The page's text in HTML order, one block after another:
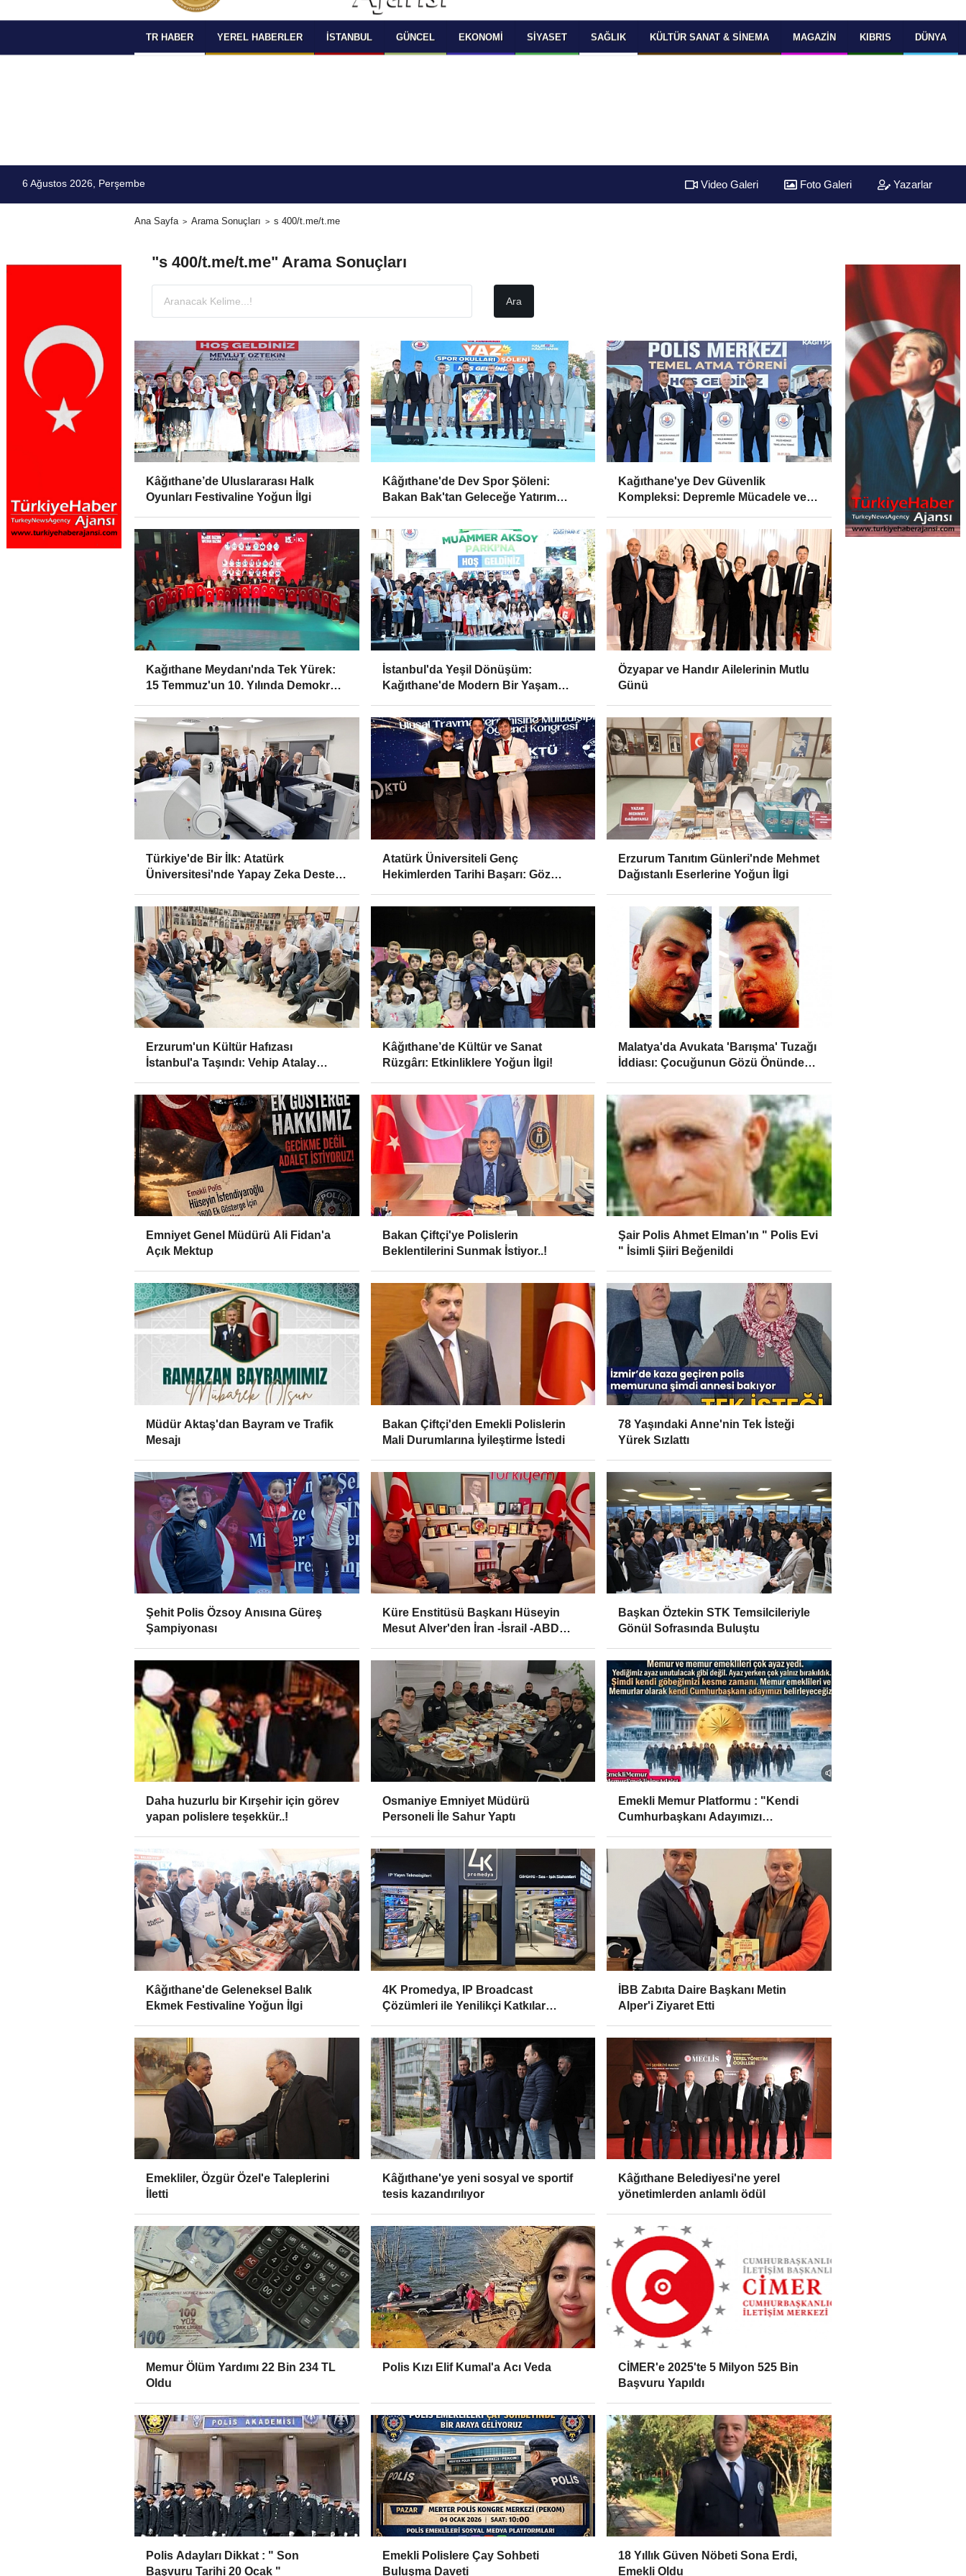
SELECT LANGUAGE YOU WOULD TO READ
OKUMAK İSTEDİĞİNİZ DİLİ SEÇİNİZ
Powered by
Translate
TR HABER YEREL HABERLER İSTANBUL GÜNCEL EKONOMI SIYASET SAĞLIK KÜLTÜR SANAT & SINEMA MAGAZIN KIBRIS DÜNYA
6 Ağustos 2026, Perşembe Video Galeri Foto Galeri Yazarlar
Ana Sayfa Arama Sonuçları s 400/t.me/t.me
"s 400/t.me/t.me" Arama Sonuçları
Kâğıthane’de Uluslararası Halk
Oyunları Festivaline Yoğun İlgi
Kâğıthane'de Dev Spor Şöleni:
Bakan Bak'tan Geleceğe Yatırım
Kağıthane'ye Dev Güvenlik
Kompleksi: Depremle Mücadele ve
Kağıthane Meydanı'nda Tek Yürek:
15 Temmuz'un 10. Yılında Demokrasi
İstanbul'da Yeşil Dönüşüm:
Kağıthane'de Modern Bir Yaşam
Özyapar ve Handır Ailelerinin Mutlu
Günü
Türkiye'de Bir İlk: Atatürk
Üniversitesi'nde Yapay Zeka Destekli
Atatürk Üniversiteli Genç
Hekimlerden Tarihi Başarı: Göz
Erzurum Tanıtım Günleri'nde Mehmet
Dağıstanlı Eserlerine Yoğun İlgi
Erzurum'un Kültür Hafızası
İstanbul'a Taşındı: Vehip Atalay
Damga Vurdu
Kâğıthane’de Kültür ve Sanat
Rüzgârı: Etkinliklere Yoğun İlgi!
Malatya'da Avukata 'Barışma' Tuzağı
İddiası: Çocuğunun Gözü Önünde
Emniyet Genel Müdürü Ali Fidan'a
Açık Mektup
Bakan Çiftçi'ye Polislerin
Beklentilerini Sunmak İstiyor..!
Şair Polis Ahmet Elman'ın " Polis Evi
" İsimli Şiiri Beğenildi
Müdür Aktaş'dan Bayram ve Trafik
Mesajı
Bakan Çiftçi'den Emekli Polislerin
Mali Durumlarına İyileştirme İstedi
78 Yaşındaki Anne'nin Tek İsteği
Yürek Sızlattı
Şehit Polis Özsoy Anısına Güreş
Şampiyonası
Küre Enstitüsü Başkanı Hüseyin
Mesut Alver'den İran -İsrail -ABD
Başkan Öztekin STK Temsilcileriyle
Gönül Sofrasında Buluştu
Daha huzurlu bir Kırşehir için görev
yapan polislere teşekkür..!
Osmaniye Emniyet Müdürü
Personeli İle Sahur Yaptı
Emekli Memur Platformu : "Kendi
Cumhurbaşkanı Adayımızı
Kâğıthane'de Geleneksel Balık
Ekmek Festivaline Yoğun İlgi
4K Promedya, IP Broadcast
Çözümleri ile Yenilikçi Katkılar
İBB Zabıta Daire Başkanı Metin
Alper'i Ziyaret Etti
Emekliler, Özgür Özel'e Taleplerini
İletti
Kâğıthane'ye yeni sosyal ve sportif
tesis kazandırılıyor
Kâğıthane Belediyesi'ne yerel
yönetimlerden anlamlı ödül
Memur Ölüm Yardımı 22 Bin 234 TL
Oldu
Polis Kızı Elif Kumal'a Acı Veda
CİMER'e 2025'te 5 Milyon 525 Bin
Başvuru Yapıldı
Polis Adayları Dikkat : " Son
Başvuru Tarihi 20 Ocak "
Emekli Polislere Çay Sohbeti
Buluşma Daveti
18 Yıllık Güven Nöbeti Sona Erdi,
Emekli Oldu